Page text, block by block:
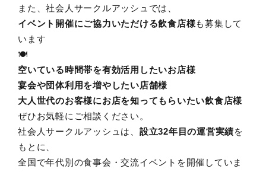
また、社会人サークルアッシュでは、
イベント開催にご協力いただける飲食店様も募集して
います
🍽️
空いている時間帯を有効活用したいお店様
宴会や団体利用を増やしたい店舗様
大人世代のお客様にお店を知ってもらいたい飲食店様
ぜひお気軽にご相談ください。
社会人サークルアッシュは、 設立32年目の運営実績を
もとに、
全国で年代別の食事会・交流イベントを開催していま